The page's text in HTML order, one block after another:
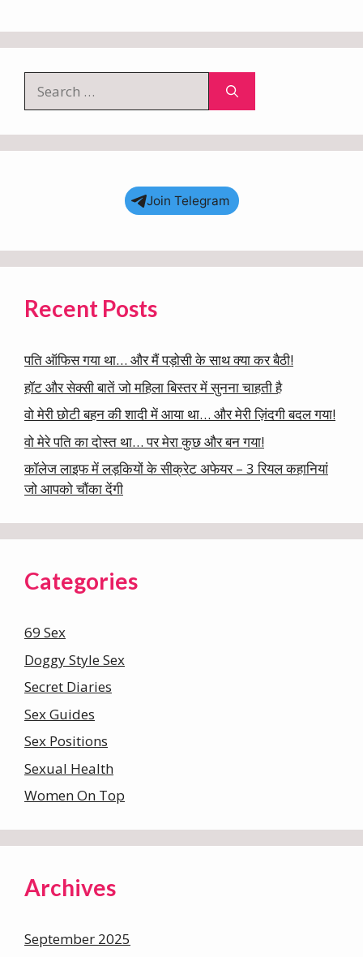
for:
Join Telegram
Recent Posts
पति ऑफिस गया था… और मैं पड़ोसी के साथ क्या कर बैठी!
हॉट और सेक्सी बातें जो महिला बिस्तर में सुनना चाहती है
वो मेरी छोटी बहन की शादी में आया था… और मेरी ज़िंदगी बदल गया!
वो मेरे पति का दोस्त था… पर मेरा कुछ और बन गया!
कॉलेज लाइफ में लड़कियों के सीक्रेट अफेयर – 3 रियल कहानियां
जो आपको चौंका देंगी
Categories
69 Sex
Doggy Style Sex
Secret Diaries
Sex Guides
Sex Positions
Sexual Health
Women On Top
Archives
September 2025